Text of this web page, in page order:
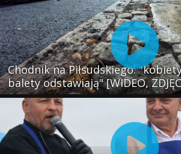
Chodnik na Piłsudskiego:
balety odstawiają" [WIDEO,